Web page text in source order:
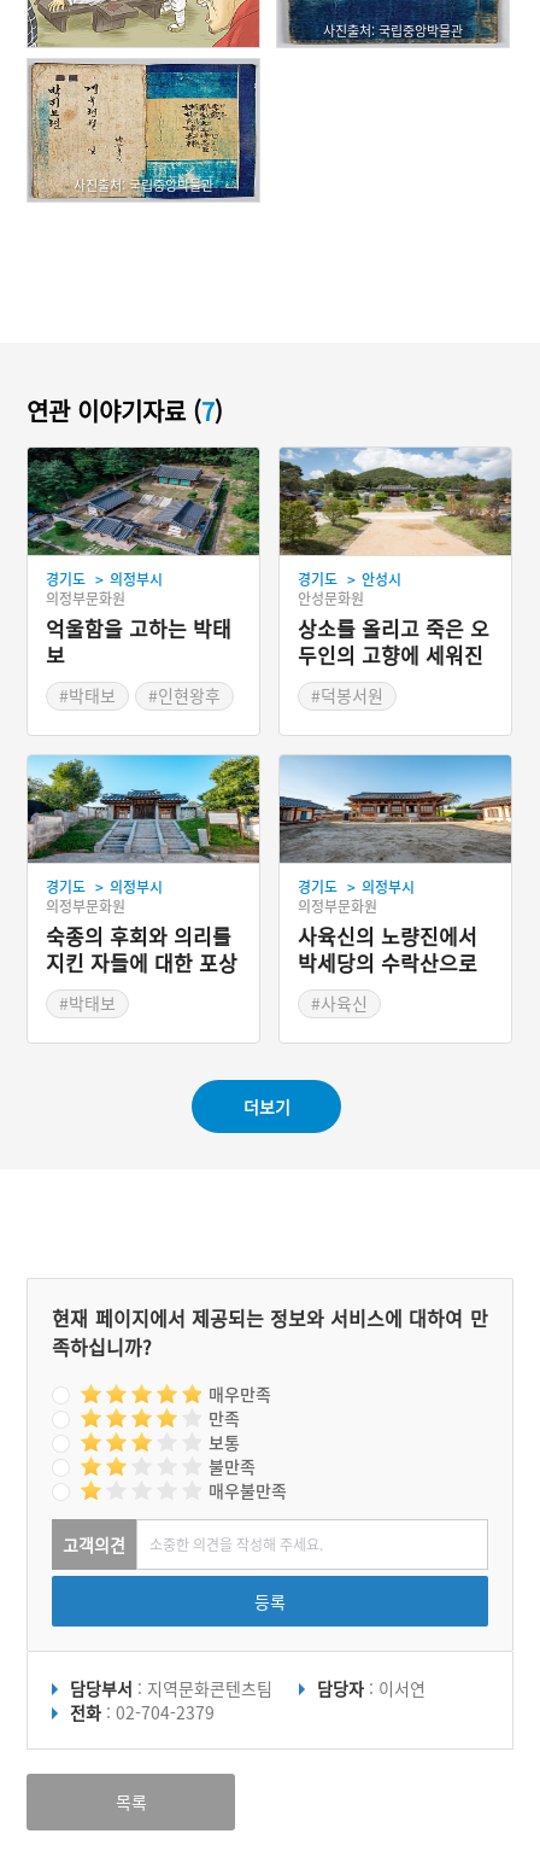
사진출처: 국립중앙박물관
사진출처: 국립중앙박물관
연관 이야기자료 (7)
경기도 > 의정부시
의정부문화원
억울함을 고하는 박태
보
#박태보
#인현왕후
경기도 > 안성시
안성문화원
상소를 올리고 죽은 오
두인의 고향에 세워진
덕봉서원
#덕봉서원
경기도 > 의정부시
의정부문화원
숙종의 후회와 의리를
지킨 자들에 대한 포상
#박태보
경기도 > 의정부시
의정부문화원
사육신의 노량진에서
박세당의 수락산으로
#사육신
더보기
현재 페이지에서 제공되는 정보와 서비스에 대하여 만
족하십니까?
매우만족
만족
보통
불만족
매우불만족
고객의견
등록
담당부서 : 지역문화콘텐츠팀 담당자 : 이서연
전화 : 02-704-2379
목록